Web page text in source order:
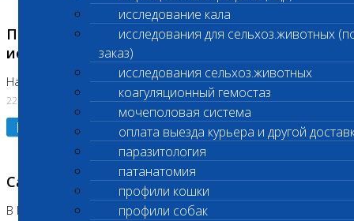
исследование кала
исследования для сельхоз.животных
заказ)
исследования сельхоз.животных
коагуляционный гемостаз
мочеполовая система
оплата выезда курьера и другой
паразитология
патанатомия
профили кошки
профили собак
Приостановлено выполнение биохимических
исследований
На Нагорной. Код ( 123,310,309)
22.07.2026
Подробнее
Санитарные дни
В Коломне 24.07.2026 и 28.07.2026